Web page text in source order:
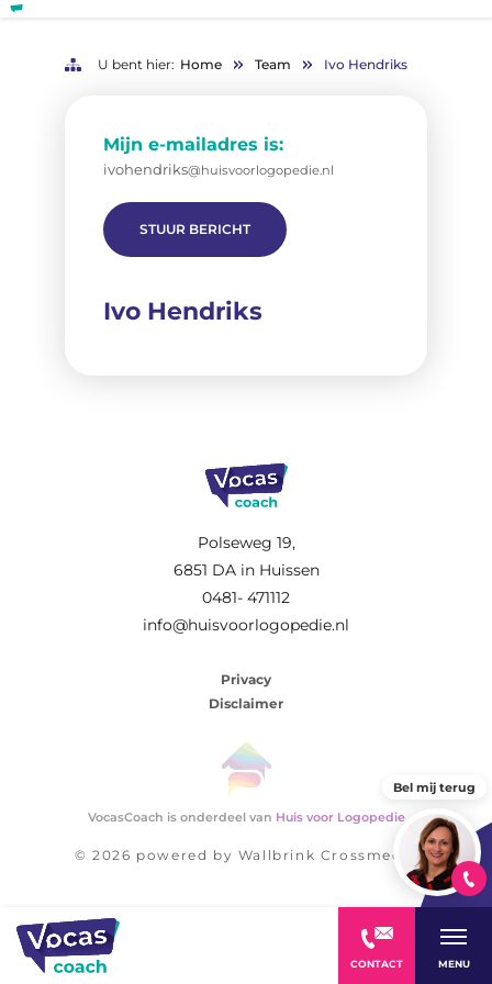
U bent hier: Home Team Ivo Hendriks
Mijn e-mailadres is:
ivohendriks@huisvoorlogopedie.nl
STUUR BERICHT
Ivo Hendriks
Polseweg 19,
6851 DA in Huissen
0481- 471112
info@huisvoorlogopedie.nl
Privacy
Disclaimer
VocasCoach is onderdeel van Huis voor Logopedie
© 2026 powered by Wallbrink Crossmedia
CONTACT MENU
Bel mij terug